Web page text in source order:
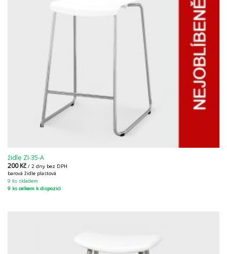
židle ZI-35-A
200Kč / 2 dny bez DPH
barová židle plastová
9 ks skladem
9 ks celkem k dispozici